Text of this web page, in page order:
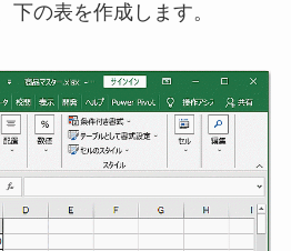
下の表を作成します。